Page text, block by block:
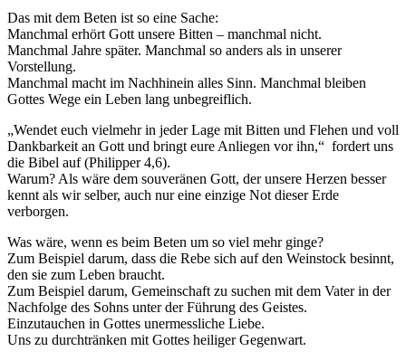
Das mit dem Beten ist so eine Sache:
Manchmal erhört Gott unsere Bitten – manchmal nicht.
Manchmal Jahre später. Manchmal so anders als in unserer
Vorstellung.
Manchmal macht im Nachhinein alles Sinn. Manchmal bleiben
Gottes Wege ein Leben lang unbegreiflich.
„Wendet euch vielmehr in jeder Lage mit Bitten und Flehen und voll
Dankbarkeit an Gott und bringt eure Anliegen vor ihn,“ fordert uns
die Bibel auf (Philipper 4,6).
Warum? Als wäre dem souveränen Gott, der unsere Herzen besser
kennt als wir selber, auch nur eine einzige Not dieser Erde
verborgen.
Was wäre, wenn es beim Beten um so viel mehr ginge?
Zum Beispiel darum, dass die Rebe sich auf den Weinstock besinnt,
den sie zum Leben braucht.
Zum Beispiel darum, Gemeinschaft zu suchen mit dem Vater in der
Nachfolge des Sohns unter der Führung des Geistes.
Einzutauchen in Gottes unermessliche Liebe.
Uns zu durchtränken mit Gottes heiliger Gegenwart.